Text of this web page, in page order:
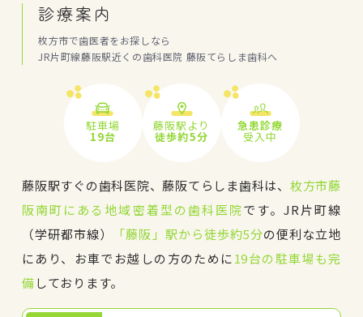
診療案内
枚方市で歯医者をお探しなら
JR片町線藤阪駅近くの歯科医院 藤阪てらしま歯科へ
駐車場
19台
藤阪駅より
徒歩約5分
急患診療
受入中
藤阪駅すぐの歯科医院、藤阪てらしま歯科は、 枚方市藤
阪南町にある地域密着型の歯科医院です。JR片町線
（学研都市線）
「藤阪」駅から徒歩約5分の便利な立地
にあり、お車でお越しの方のために19台の駐車場も完
備しております。